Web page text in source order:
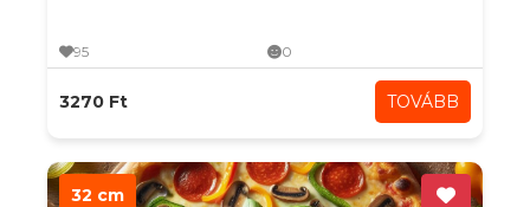
95 0
3270 Ft TOVÁBB
32 cm